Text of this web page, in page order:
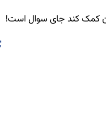
کمک کند جای سوال است!